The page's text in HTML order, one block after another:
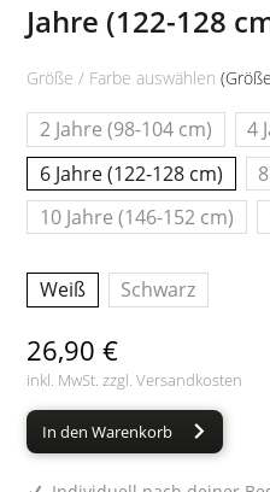
Jahre (122-128
Größe / Farbe auswählen
2 Jahre (98-104 cm)
4
6 Jahre (122-128 cm)
10 Jahre (146-152 cm)
Weiß Schwarz
26,90 €
inkl. MwSt. zzgl.Versandkosten
In den Warenkorb